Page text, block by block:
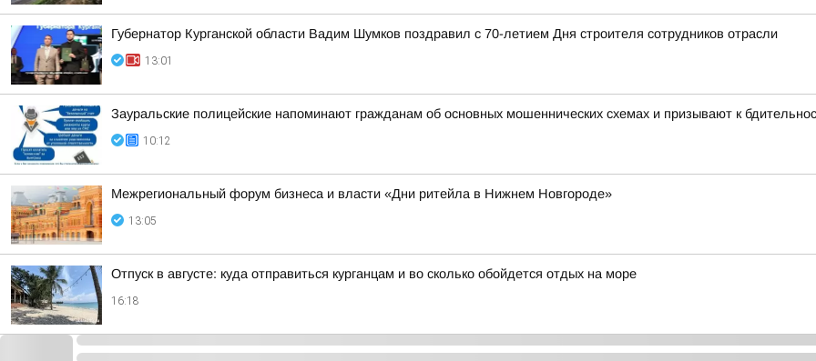
Губернатор Курганской области Вадим Шумков поздравил с 70-летием Дня строителя сотрудников отрасли
13:01
Зауральские полицейские напоминают гражданам об основных мошеннических схемах и призывают к
10:12
Межрегиональный форум бизнеса и власти «Дни ритейла в Нижнем Новгороде»
13:05
Отпуск в августе: куда отправиться курганцам и во сколько обойдется отдых на море
16:18